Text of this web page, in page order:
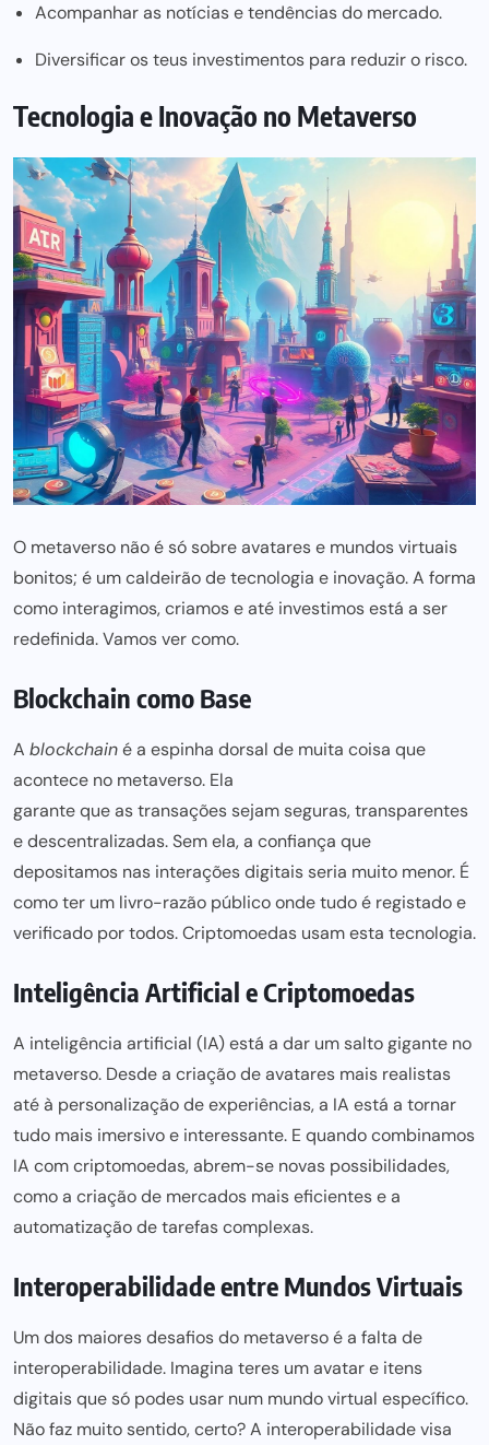
Acompanhar as notícias e tendências do mercado.
Diversificar os teus investimentos para reduzir o risco.
Tecnologia e Inovação no Metaverso
O metaverso não é só sobre avatares e mundos virtuais
bonitos; é um caldeirão de tecnologia e inovação. A forma
como interagimos, criamos e até investimos está a ser
redefinida. Vamos ver como.
Blockchain como Base
A blockchainé a espinha dorsal de muita coisa que
acontece no metaverso. Ela
garante que as transações sejam seguras,transparentes
e descentralizadas. Sem ela, a confiança que
depositamos nas interações digitais seria muito menor. É
como ter um livro-razão público onde tudo é registado e
verificado por todos.Criptomoedas usam esta tecnologia.
Inteligência Artificial e Criptomoedas
A inteligência artificial (IA) está a dar um salto gigante no
metaverso. Desde a criação de avatares mais realistas
até à personalização de experiências, a IA está a tornar
tudo mais imersivo e interessante. E quando combinamos
IA com criptomoedas, abrem-se novas possibilidades,
como a criação de mercados mais eficientes e a
automatização de tarefas complexas.
Interoperabilidade entre Mundos Virtuais
Um dos maiores desafios do metaverso é a falta de
interoperabilidade. Imagina teres um avatar e itens
digitais que só podes usar num mundo virtual específico.
Não faz muito sentido, certo? A interoperabilidade visa